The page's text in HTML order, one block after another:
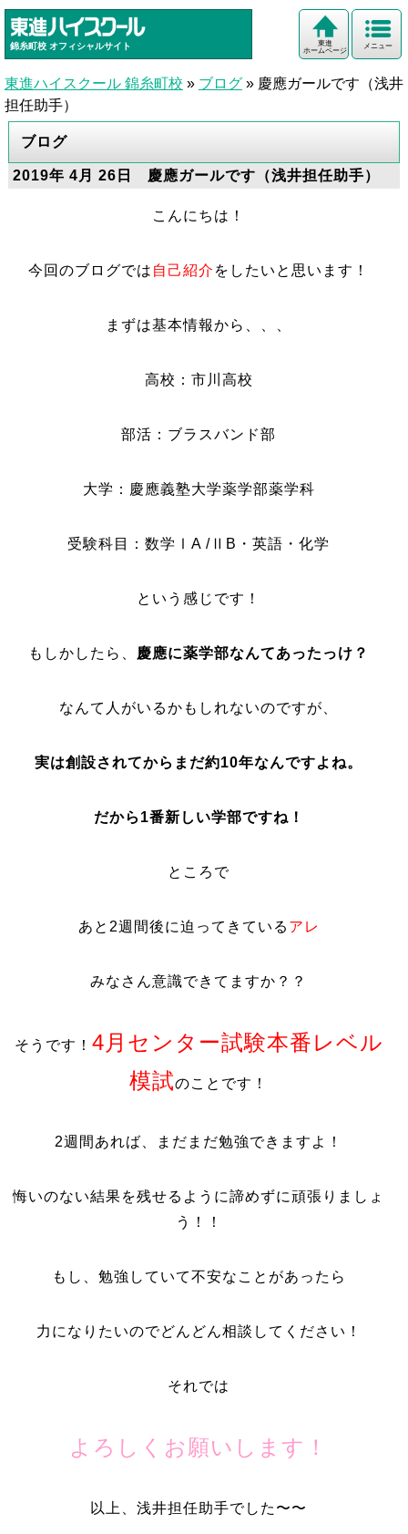
錦糸町校 オフィシャルサイト メニュー
東進
ホームページ
東進ハイスクール 錦糸町校 » ブログ » 慶應ガールです（浅井
担任助手）
ブログ
2019年 4月 26日 慶應ガールです（浅井担任助手）
こんにちは！
今回のブログでは 自己紹介 をしたいと思います！
まずは基本情報から、、、
高校：市川高校
部活：ブラスバンド部
大学：慶應義塾大学薬学部薬学科
受験科目：数学ⅠA /ⅡB・英語・化学
という感じです！
もしかしたら、 慶應に薬学部なんてあったっけ？
なんて人がいるかもしれないのですが、
実は創設されてからまだ約10年なんですよね。
だから1番新しい学部ですね！
ところで
あと2週間後に迫ってきている アレ
みなさん意識できてますか？？
そうです！ 4月センター試験本番レベル
模試のことです！
2週間あれば、まだまだ勉強できますよ！
悔いのない結果を残せるように諦めずに頑張りましょ
う！！
もし、勉強していて不安なことがあったら
力になりたいのでどんどん相談してください！
それでは
よろしくお願いします！
以上、浅井担任助手でした〜〜